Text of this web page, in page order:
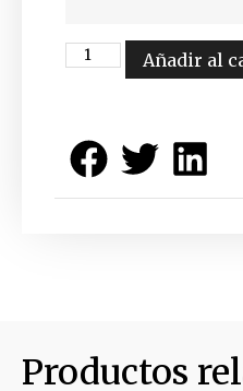
Añadir al
Productos